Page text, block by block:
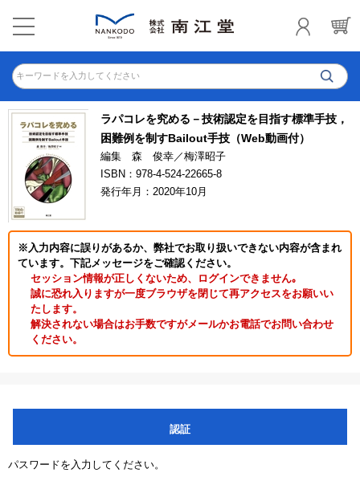
キーワードを入力してください
ラパコレを究める－技術認定を目指す標準手技，
困難例を制すBailout手技（Web動画付）
編集 森 俊幸／梅澤昭子
ISBN：978-4-524-22665-8
発行年月：2020年10月
※入力内容に誤りがあるか、弊社でお取り扱いできない内容が含まれ
ています。下記メッセージをご確認ください。
セッション情報が正しくないため、ログインできません｡
誠に恐れ入りますが一度ブラウザを閉じて再アクセスをお願いい
たします。
解決されない場合はお手数ですがメールかお電話でお問い合わせ
ください。
認証
パスワードを入力してください。